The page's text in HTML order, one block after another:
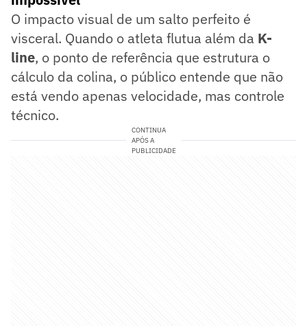
O impacto visual de um salto perfeito é
visceral. Quando o atleta flutua além da K-
line, o ponto de referência que estrutura o
cálculo da colina, o público entende que não
está vendo apenas velocidade, mas controle
técnico.
CONTINUA
APÓS A
PUBLICIDADE